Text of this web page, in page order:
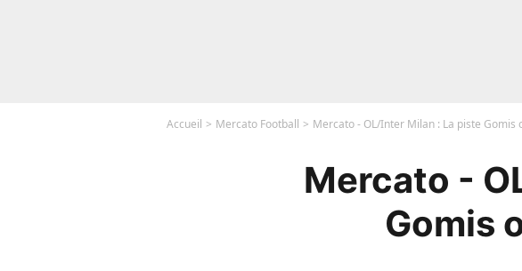
Accueil Mercato Football Mercato - OL/Inter Milan : La piste Gomis
Mercato -
Gomis